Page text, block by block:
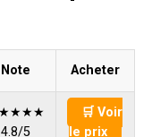
Note Acheter
4.8/5
🛒 Voir
le prix